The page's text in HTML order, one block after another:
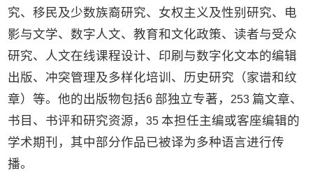
究、移民及少数族裔研究、女权主义及性别研究、电
影与文学、数字人文、教育和文化政策、读者与受众
研究、人文在线课程设计、印刷与数字化文本的编辑
出版、冲突管理及多样化培训、历史研究（家谱和纹
章）等。他的出版物包括6 部独立专著，253篇文章、
书目、书评和研究资源，35 本担任主编或客座编辑的
学术期刊，其中部分作品已被译为多种语言进行传
播。